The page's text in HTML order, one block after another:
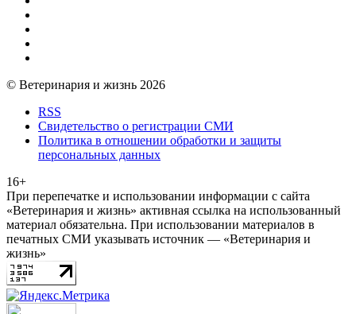
© Ветеринария и жизнь 2026
RSS
Свидетельство о регистрации СМИ
Политика в отношении обработки и защиты
персональных данных
16+
При перепечатке и использовании информации с сайта
«Ветеринария и жизнь» активная ссылка на использованный
материал обязательна. При использовании материалов в
печатных СМИ указывать источник — «Ветеринария и
жизнь»